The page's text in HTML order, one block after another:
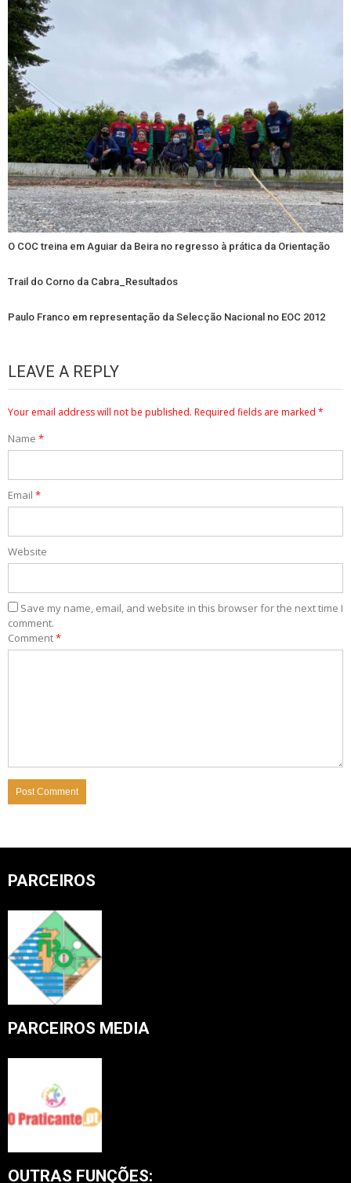
O COC treina em Aguiar da Beira no regresso à prática da Orientação
Trail do Corno da Cabra_Resultados
Paulo Franco em representação da Selecção Nacional no EOC 2012
LEAVE A REPLY
Your email address will not be published. Required fields are marked *
Name *
Email *
Website
Save my name, email, and website in this browser for the next time I
comment.
Comment*
PARCEIROS
PARCEIROS MEDIA
OUTRAS FUNÇÕES: